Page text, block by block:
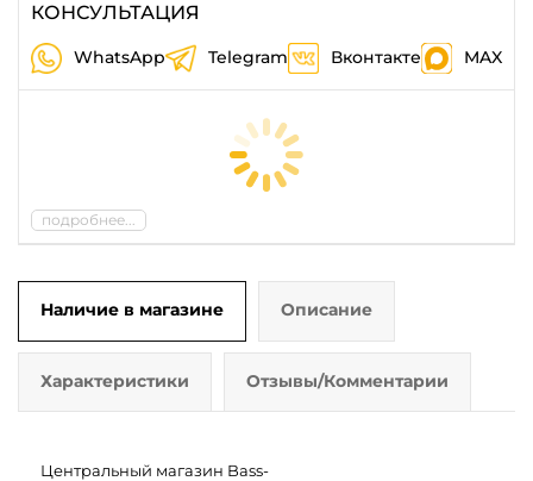
КОНСУЛЬТАЦИЯ
WhatsApp Telegram Вконтакте MAX
подробнее...
Наличие в магазине Описание
Характеристики Отзывы/Комментарии
Центральный магазин Bass-